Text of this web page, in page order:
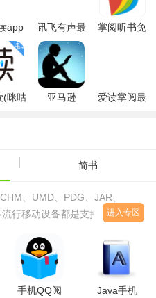
app
版
讯飞有声最
新版
掌阅听书免
(咪咕
亚马逊
爱读掌阅最
简书
、UMD、PDG、JAR、
行移动设备都是支持其阅读格
UMD、JAR、TXT这三种。目
以支持以上
进入专区
手机QQ阅
Java手机